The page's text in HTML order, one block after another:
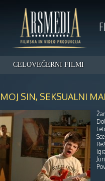
CELOVEČERNI FILMI
MOJ SIN, SEKSUALNI